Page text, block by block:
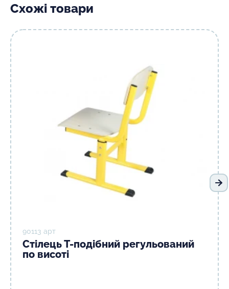
Схожі товари
90113 арт
Стілець Т-подібний регульований
по висоті